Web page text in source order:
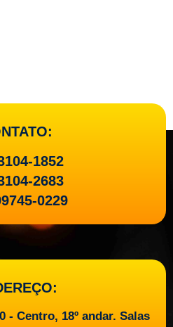
1852
2683
0229
- Centro, 18º andar. Salas